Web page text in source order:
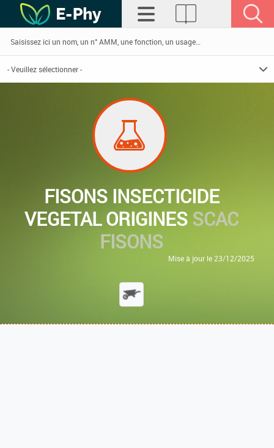
FISONS INSECTICIDE
VEGETAL ORIGINESSCAC
FISONS
Mise à jour le 23/12/2025